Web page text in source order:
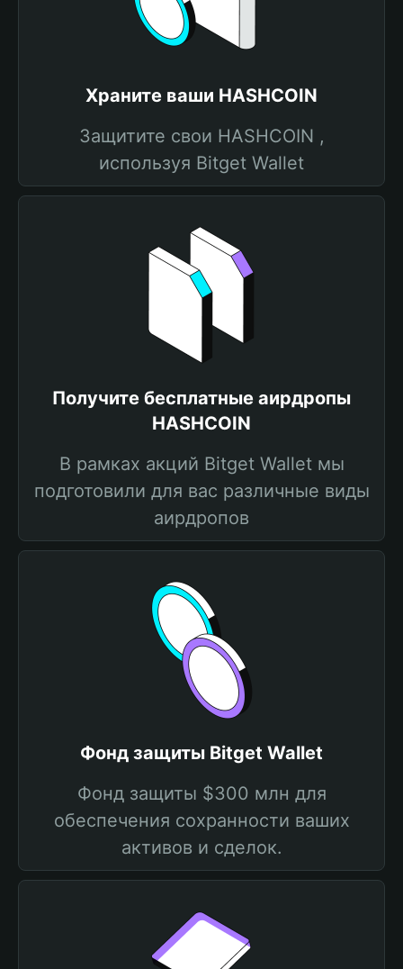
Храните ваши HASHCOIN
Защитите свои HASHCOIN ,
используя Bitget Wallet
Получите бесплатные аирдропы
HASHCOIN
В рамках акций Bitget Wallet мы
подготовили для вас различные виды
аирдропов
Фонд защиты Bitget Wallet
Фонд защиты $300 млн для
обеспечения сохранности ваших
активов и сделок.